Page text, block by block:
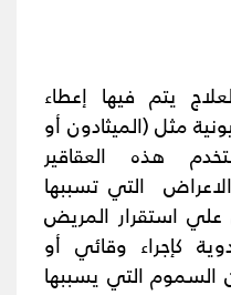
يتم فيها إعطاء
مثل (الميثادون أو
هذه العقاقير
التي تسببها
علي استقرار المريض
كإجراء وقائي أو
التي يسببها